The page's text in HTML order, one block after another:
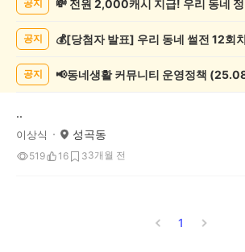
록
공지
공지
공지 📢동네생활 커뮤니티 운영정책
..
이상식 성곡동
519 16 33개월 전
1